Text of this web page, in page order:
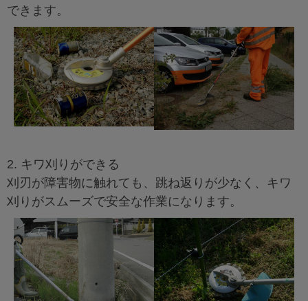
できます。
2. キワ刈りができる
刈刃が障害物に触れても、跳ね返りが少なく、キワ
刈りがスムーズで安全な作業になります。